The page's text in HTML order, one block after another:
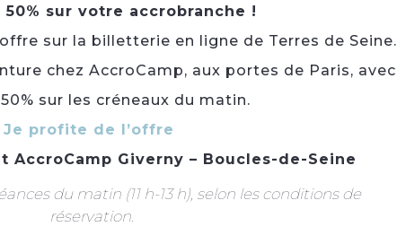
du film à la tombée de la nuit
est organisé par le Département des Yvelines.
et loisirs
50% sur votre accrobranche !
sur la billetterie en ligne de Terres de Seine.
chez AccroCamp, aux portes de Paris, avec
50% sur les créneaux du matin.
Je profite de l’offre
AccroCamp Giverny – Boucles-de-Seine
du matin (11 h-13 h), selon les conditions de
réservation.